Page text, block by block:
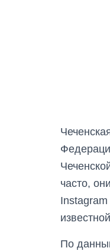
часто,
Instagram
По